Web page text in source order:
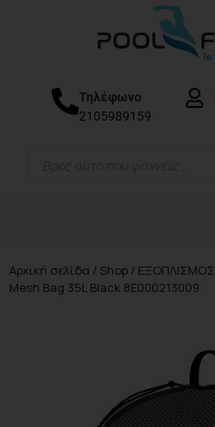
Τηλέφωνο
2105989159
Αρχική σελίδα / Shop / ΕΞΟΠΛΙΣΜΟΣ
Mesh Bag 35L Black 8E000213009